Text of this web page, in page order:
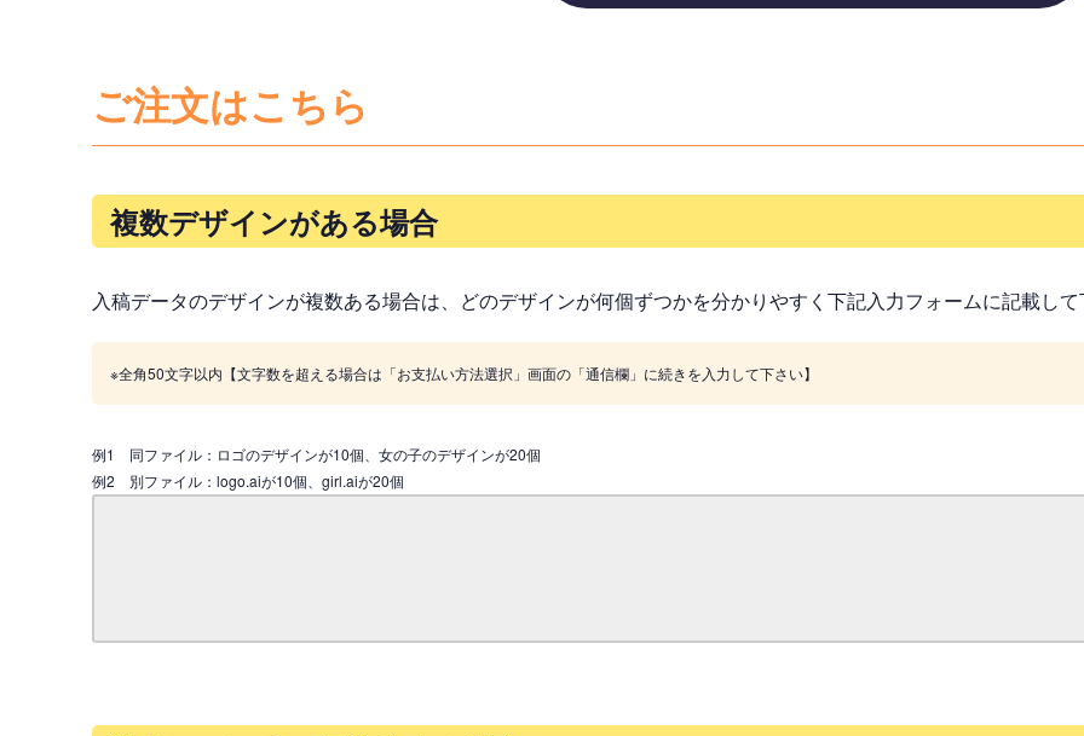
ご注文はこちら
複数デザインがある場合
入稿データのデザインが複数ある場合は、どのデザインが何個ずつかを分かりやすく下記入力フォームに記載し
※全角50文字以内【文字数を超える場合は「お支払い方法選択」画面の「通信欄」に続きを入力して下さい】
例1 同ファイル：ロゴのデザインが10個、女の子のデザインが20個
例2 別ファイル：logo.aiが10個、girl.aiが20個